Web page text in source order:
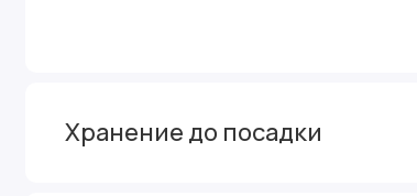
Хранение до посадки